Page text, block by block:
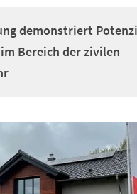
demonstriert
Bereich der zivilen